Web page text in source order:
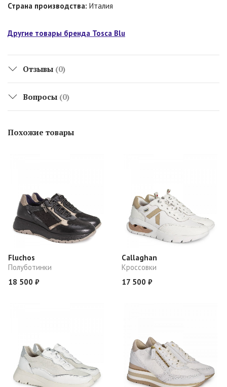
Страна производства: Италия
Другие товары бренда Tosca Blu
Отзывы (0)
Вопросы (0)
Похожие товары
Fluchos
Полуботинки
18 500 ₽
Callaghan
Кроссовки
17 500 ₽